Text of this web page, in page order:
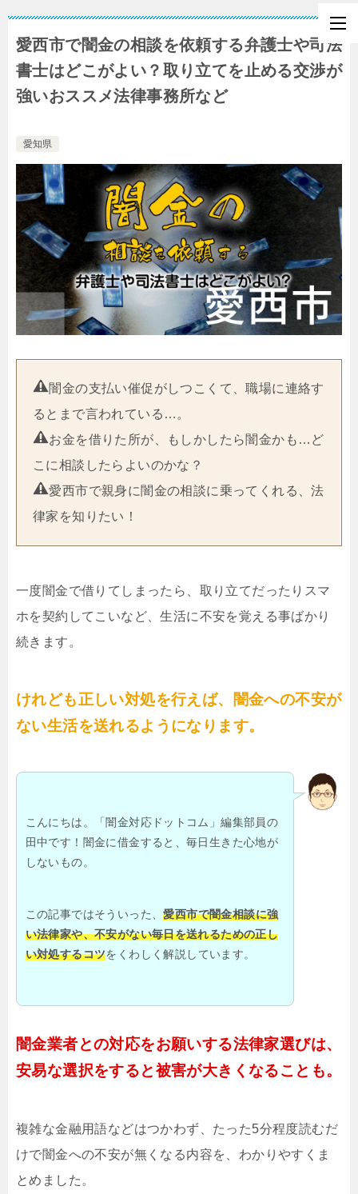
愛西市で闇金の相談を依頼する弁護士や司法
書士はどこがよい？取り立てを止める交渉が
強いおススメ法律事務所など
愛知県
闇金の支払い催促がしつこくて、職場に連絡す
るとまで言われている…。
お金を借りた所が、もしかしたら闇金かも…ど
こに相談したらよいのかな？
愛西市で親身に闇金の相談に乗ってくれる、法
律家を知りたい！
一度闇金で借りてしまったら、取り立てだったりスマ
ホを契約してこいなど、生活に不安を覚える事ばかり
続きます。
けれども正しい対処を行えば、闇金への不安が
ない生活を送れるようになります。
こんにちは。「闇金対応ドットコム」編集部員の
田中です！闇金に借金すると、毎日生きた心地が
しないもの。
この記事ではそういった、愛西市で闇金相談に強
い法律家や、不安がない毎日を送れるための正し
い対処するコツをくわしく解説しています。
闇金業者との対応をお願いする法律家選びは、
安易な選択をすると被害が大きくなることも。
複雑な金融用語などはつかわず、たった5分程度読むだ
けで闇金への不安が無くなる内容を、わかりやすくま
とめました。